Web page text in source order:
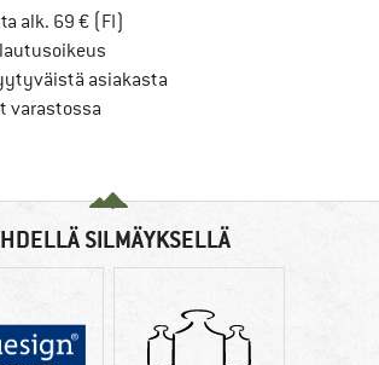
alk. 69 € (FI)
asiakasta
varastossa
on Trustpilot -sertifiointi - lue lisää tästä!
SILMÄYKSELLÄ